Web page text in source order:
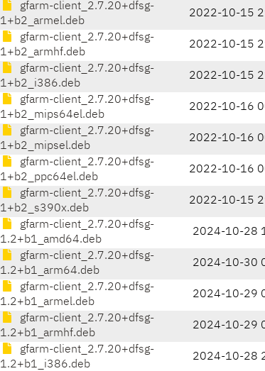
gfarm-client_2.7.20+dfsg-
1+b2_armel.deb
2022-10-15
gfarm-client_2.7.20+dfsg-
1+b2_armhf.deb
2022-10-15
gfarm-client_2.7.20+dfsg-
1+b2_i386.deb
2022-10-15
gfarm-client_2.7.20+dfsg-
1+b2_mips64el.deb
2022-10-16
gfarm-client_2.7.20+dfsg-
1+b2_mipsel.deb
2022-10-16
gfarm-client_2.7.20+dfsg-
1+b2_ppc64el.deb
2022-10-16
gfarm-client_2.7.20+dfsg-
1+b2_s390x.deb
2022-10-15
gfarm-client_2.7.20+dfsg-
1.2+b1_amd64.deb
2024-10-28
gfarm-client_2.7.20+dfsg-
1.2+b1_arm64.deb
2024-10-30
gfarm-client_2.7.20+dfsg-
1.2+b1_armel.deb
2024-10-29
gfarm-client_2.7.20+dfsg-
1.2+b1_armhf.deb
2024-10-29
gfarm-client_2.7.20+dfsg-
1.2+b1_i386.deb
2024-10-28